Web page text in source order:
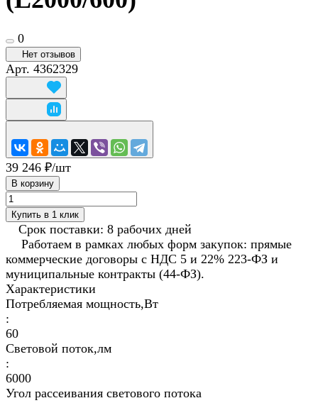
0
Нет отзывов
Арт. 4362329
39 246 ₽/шт
В корзину
Купить в 1 клик
Срок поставки: 8 рабочих дней
Работаем в рамках любых форм закупок: прямые
коммерческие договоры с НДС 5 и 22% 223-ФЗ и
муниципальные контракты (44-ФЗ).
Характеристики
Потребляемая мощность,Вт
:
60
Световой поток,лм
:
6000
Угол рассеивания светового потока